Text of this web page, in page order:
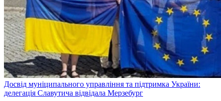
Досвід муніципального управління та підтримка України:
делегація Славутича відвідала Мерзебург